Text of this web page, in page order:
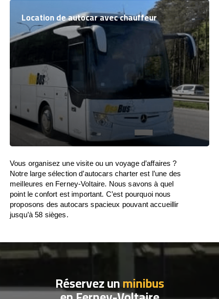
Location de autocar avec chauffeur
Vous organisez une visite ou un voyage d’affaires ?
Notre large sélection d’autocars charter est l’une des
meilleures en Ferney-Voltaire. Nous savons à quel
point le confort est important. C’est pourquoi nous
proposons des autocars spacieux pouvant accueillir
jusqu’à 58 sièges.
Réservez unminibus